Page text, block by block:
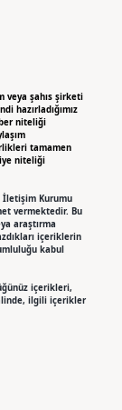
veya şahıs şirketi
hazırladığımız
niteliği
tamamen
niteliği
İletişim Kurumu
vermektedir. Bu
araştırma
içeriklerin
kabul
içerikleri,
ilgili içerikler